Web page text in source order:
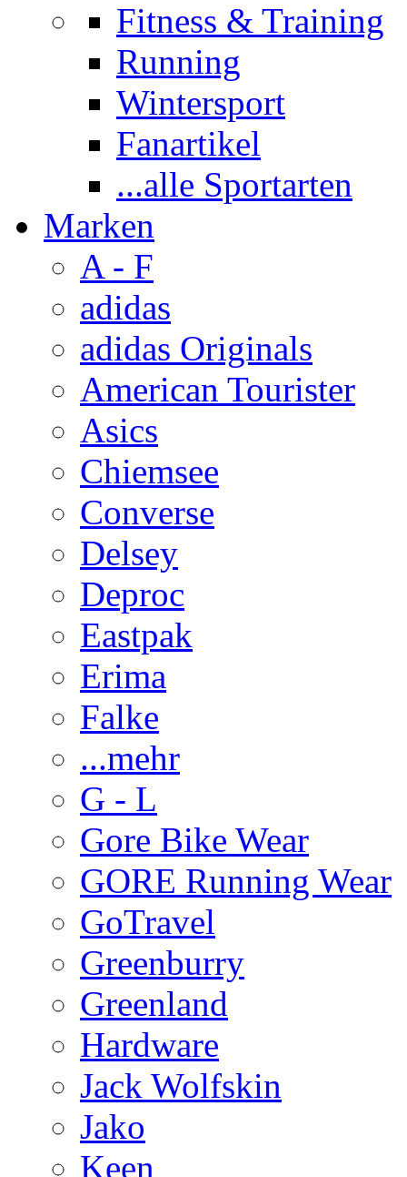
Fitness & Training
Running
Wintersport
Fanartikel
...alle Sportarten
Marken
A - F
adidas
adidas Originals
American Tourister
Asics
Chiemsee
Converse
Delsey
Deproc
Eastpak
Erima
Falke
...mehr
G - L
Gore Bike Wear
GORE Running Wear
GoTravel
Greenburry
Greenland
Hardware
Jack Wolfskin
Jako
Keen